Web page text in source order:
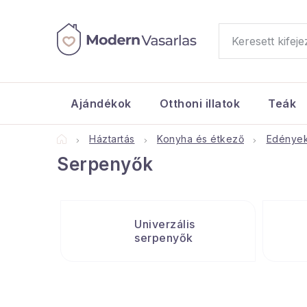
tartalomhoz
Ajándékok Otthoni illatok Teák
KezdőlapHáztartás Konyha és étkező
Serpenyők
Univerzális
serpenyők